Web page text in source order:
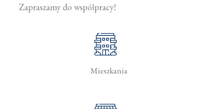
Zapraszamy do współpracy!
Mieszkania